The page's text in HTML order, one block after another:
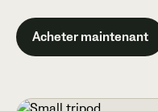
Acheter maintenant